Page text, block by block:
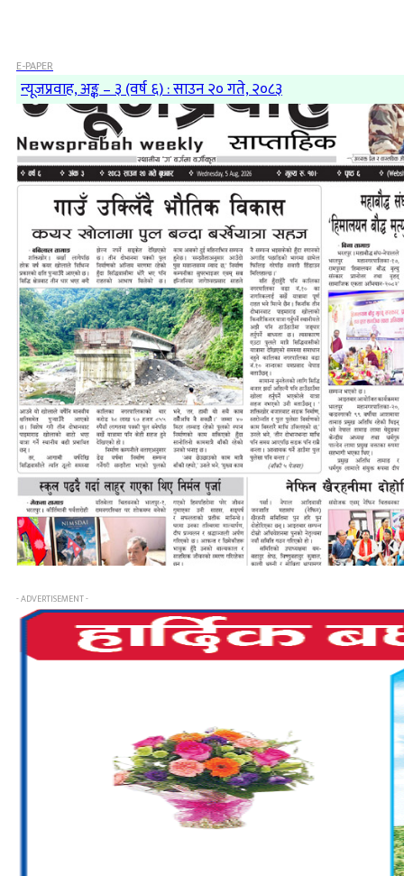
E-PAPER
न्यूजप्रवाह, अङ्क – ३ (वर्ष ६) : साउन २० गते, २०८३
- ADVERTISEMENT -